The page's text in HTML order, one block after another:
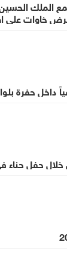
الملك الحسين
خاوات على
حفرة
حفل